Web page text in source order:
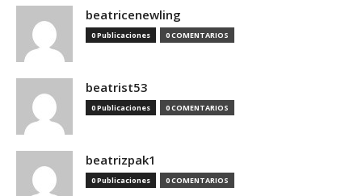
beatricenewling
0 Publicaciones 0 COMENTARIOS
beatrist53
0 Publicaciones 0 COMENTARIOS
beatrizpak1
0 Publicaciones 0 COMENTARIOS